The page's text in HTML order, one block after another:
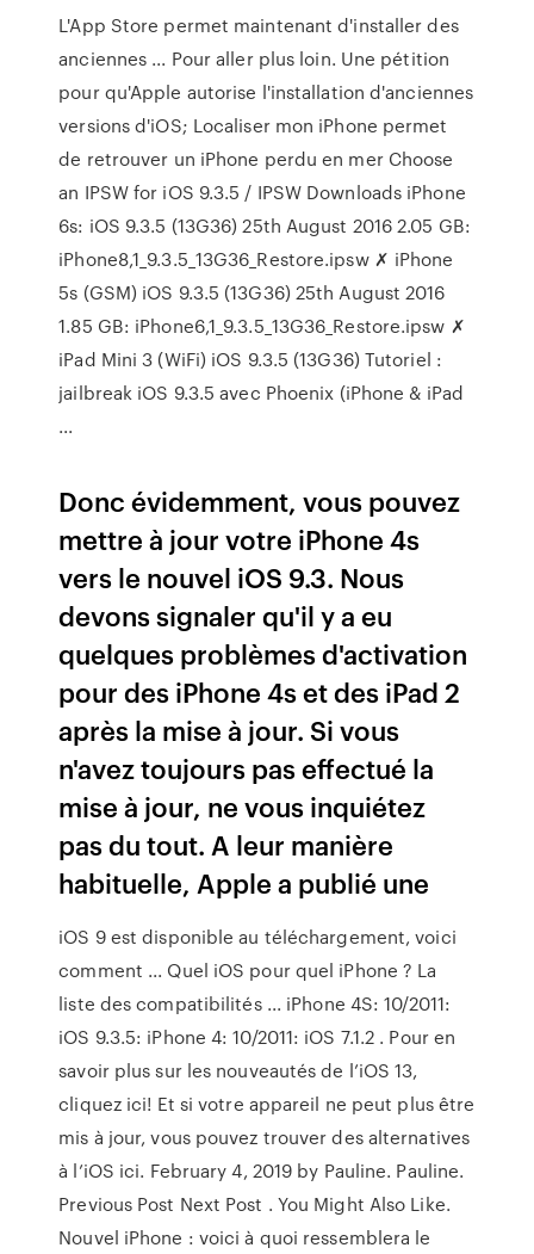
L'App Store permet maintenant d'installer des
anciennes ... Pour aller plus loin. Une pétition
pour qu'Apple autorise l'installation d'anciennes
versions d'iOS; Localiser mon iPhone permet
de retrouver un iPhone perdu en mer Choose
an IPSW for iOS 9.3.5 / IPSW Downloads iPhone
6s: iOS 9.3.5 (13G36) 25th August 2016 2.05 GB:
iPhone8,1_9.3.5_13G36_Restore.ipsw ✗ iPhone
5s (GSM) iOS 9.3.5 (13G36) 25th August 2016
1.85 GB: iPhone6,1_9.3.5_13G36_Restore.ipsw ✗
iPad Mini 3 (WiFi) iOS 9.3.5 (13G36) Tutoriel :
jailbreak iOS 9.3.5 avec Phoenix (iPhone & iPad
...
Donc évidemment, vous pouvez
mettre à jour votre iPhone 4s
vers le nouvel iOS 9.3. Nous
devons signaler qu'il y a eu
quelques problèmes d'activation
pour des iPhone 4s et des iPad 2
après la mise à jour. Si vous
n'avez toujours pas effectué la
mise à jour, ne vous inquiétez
pas du tout. A leur manière
habituelle, Apple a publié une
iOS 9 est disponible au téléchargement, voici
comment ... Quel iOS pour quel iPhone ? La
liste des compatibilités ... iPhone 4S: 10/2011:
iOS 9.3.5: iPhone 4: 10/2011: iOS 7.1.2 . Pour en
savoir plus sur les nouveautés de l’iOS 13,
cliquez ici! Et si votre appareil ne peut plus être
mis à jour, vous pouvez trouver des alternatives
à l’iOS ici. February 4, 2019 by Pauline. Pauline.
Previous Post Next Post . You Might Also Like.
Nouvel iPhone : voici à quoi ressemblera le